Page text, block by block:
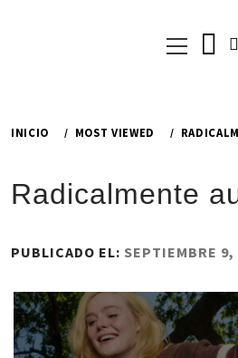
Menú
principal
INICIO MOST VIEWED
Radicalmente
PUBLICADO EL: SEPTIEMBRE 9,